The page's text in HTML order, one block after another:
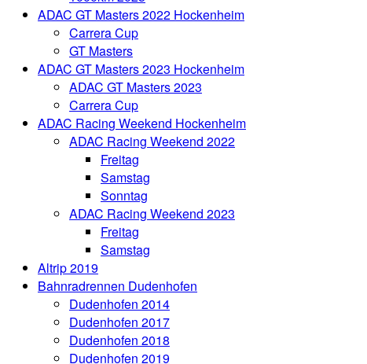
ADAC GT Masters 2022 Hockenheim
Carrera Cup
GT Masters
ADAC GT Masters 2023 Hockenheim
ADAC GT Masters 2023
Carrera Cup
ADAC Racing Weekend Hockenheim
ADAC Racing Weekend 2022
Freitag
Samstag
Sonntag
ADAC Racing Weekend 2023
Freitag
Samstag
Altrip 2019
Bahnradrennen Dudenhofen
Dudenhofen 2014
Dudenhofen 2017
Dudenhofen 2018
Dudenhofen 2019